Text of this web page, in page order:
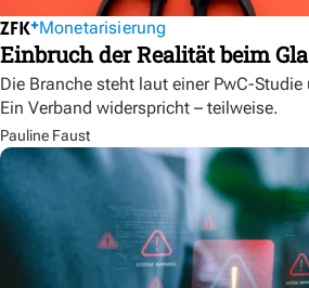
Monetarisierung
Einbruch der Realität beim
Die Branche steht laut einer PwC-
Ein Verband widerspricht – teilweise.
Pauline Faust